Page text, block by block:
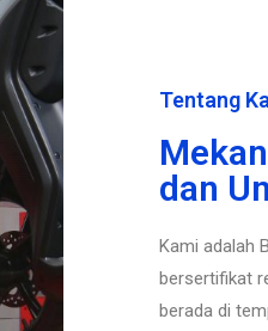
Tentang
dan
Kami adalah
bersertifikat
berada di